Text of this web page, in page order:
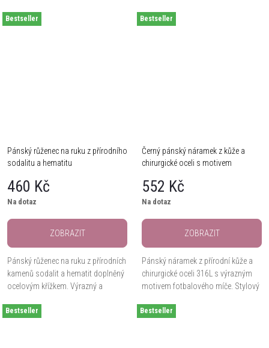
z tohoto náramku výrazný doplněk
Bestseller
Pánský růženec na ruku z přírodního
sodalitu a hematitu
460 Kč
Na dotaz
ZOBRAZIT
Pánský růženec na ruku z přírodních
kamenů sodalit a hematit doplněný
ocelovým křížkem. Výrazný a
každodenní nošení. Velikost
Bestseller
Černý pánský náramek z kůže a
chirurgické oceli s motivem
552 Kč
Na dotaz
ZOBRAZIT
Pánský náramek z přírodní kůže a
chirurgické oceli 316L s výrazným
motivem fotbalového míče. Stylový
23 cm.
Bestseller Bestseller